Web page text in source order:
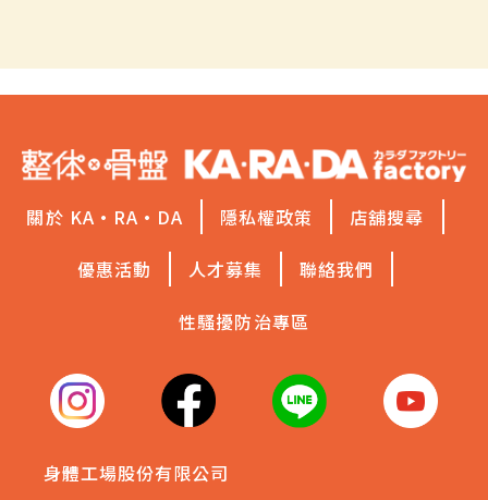
關於 KA·RA·DA 隱私權政策
店舖搜尋
優惠活動
人才募集
聯絡我們
性騷擾防治專區
身體工場股份有限公司